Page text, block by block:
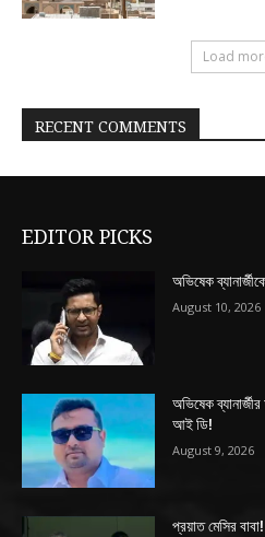
Load
RECENT COMMENTS
EDITOR PICKS
অভিষেক
August 10, 2026
অভিষেক
আই ডি!
August 9, 2026
প্রয়াত মেসির বাবা!